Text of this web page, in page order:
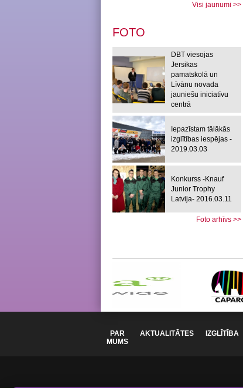
Visi jaunumi >>
FOTO
DBT viesojas
Jersikas
pamatskolā un
Līvānu novada
jauniešu iniciatīvu
centrā
Iepazīstam tālākās
izglītības iespējas -
2019.03.03
Konkurss -Knauf
Junior Trophy
Latvija- 2016.03.11
Foto arhīvs >>
PAR
MUMS
AKTUALITĀTES IZGLĪTĪBA